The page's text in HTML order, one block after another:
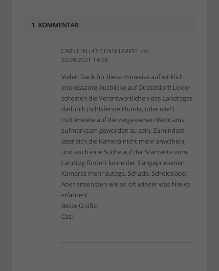
1 KOMMENTAR
CARSTEN HÜLTENSCHMIDT am
20.09.2021 14:56
Vielen Dank für diese Hinweise auf wirklich
interessante Ausblicke auf Düsseldorf! Leider
scheinen die Verantwortlichen des Landtages
dadurch (schlafende Hunde, oder wie?)
mittlerweile auf die vergessenen Webcams
aufmerksam geworden zu sein. Zumindest
lässt sich die Kamera nicht mehr anwählen,
und auch eine Suche auf der Startseite vom
Landtag fördert keine der 3 angepriesenen
Kameras mehr zutage. Schade, Schokolade!
Aber ansonsten wie so oft wieder was Neues
erfahren!
Beste Grüße
Casi